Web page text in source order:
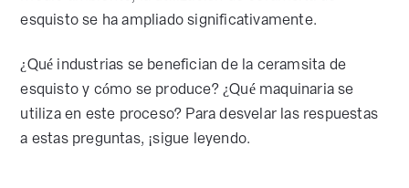
esquisto se ha ampliado significativamente.
¿Qué industrias se benefician de la ceramsita de
esquisto y cómo se produce? ¿Qué maquinaria se
utiliza en este proceso? Para desvelar las respuestas
a estas preguntas, ¡sigue leyendo.